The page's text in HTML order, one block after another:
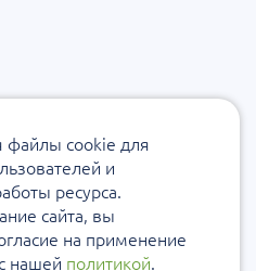
файлы cookie для
и
ресурса.
сайта, вы
на применение
нашей политикой.